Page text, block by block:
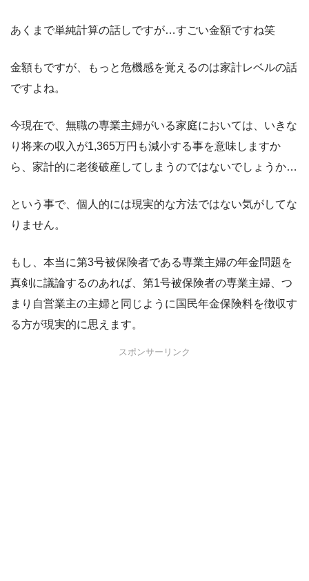
あくまで単純計算の話しですが…すごい金額ですね笑
金額もですが、もっと危機感を覚えるのは家計レベルの話
ですよね。
今現在で、無職の専業主婦がいる家庭においては、いきな
り将来の収入が1,365万円も減小する事を意味しますか
ら、家計的に老後破産してしまうのではないでしょうか…
という事で、個人的には現実的な方法ではない気がしてな
りません。
もし、本当に第3号被保険者である専業主婦の年金問題を
真剣に議論するのあれば、第1号被保険者の専業主婦、つ
まり自営業主の主婦と同じように国民年金保険料を徴収す
る方が現実的に思えます。
スポンサーリンク